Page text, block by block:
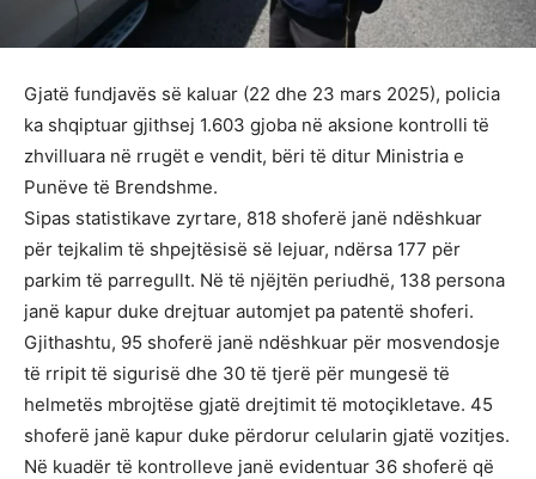
Gjatë fundjavës së kaluar (22 dhe 23 mars 2025), policia
ka shqiptuar gjithsej 1.603 gjoba në aksione kontrolli të
zhvilluara në rrugët e vendit, bëri të ditur Ministria e
Punëve të Brendshme.
Sipas statistikave zyrtare, 818 shoferë janë ndëshkuar
për tejkalim të shpejtësisë së lejuar, ndërsa 177 për
parkim të parregullt. Në të njëjtën periudhë, 138 persona
janë kapur duke drejtuar automjet pa patentë shoferi.
Gjithashtu, 95 shoferë janë ndëshkuar për mosvendosje
të rripit të sigurisë dhe 30 të tjerë për mungesë të
helmetës mbrojtëse gjatë drejtimit të motoçikletave. 45
shoferë janë kapur duke përdorur celularin gjatë vozitjes.
Në kuadër të kontrolleve janë evidentuar 36 shoferë që